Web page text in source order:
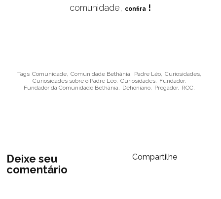
comunidade, confira !
Tags Comunidade, Comunidade Bethânia, Padre Léo, Curiosidades,
Curiosidades sobre o Padre Léo, Curiosidades, Fundador,
Fundador da Comunidade Bethânia, Dehoniano, Pregador, RCC.
Deixe seu
comentário
Compartilhe